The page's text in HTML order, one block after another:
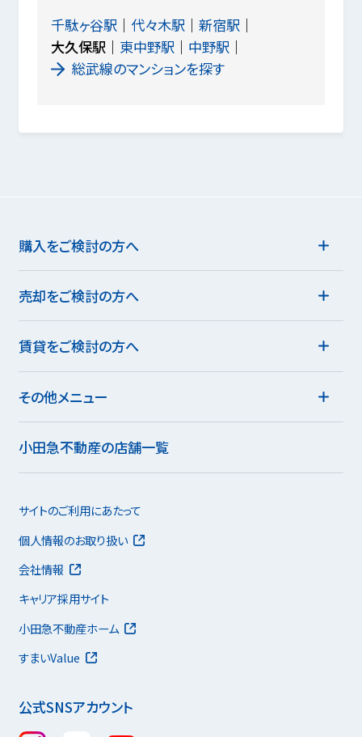
千駄ヶ谷駅
代々木駅
新宿駅
大久保駅
東中野駅
中野駅
総武線のマンションを探す
購入をご検討の方へ
売却をご検討の方へ
賃貸をご検討の方へ
その他メニュー
小田急不動産の店舗一覧
公式SNSアカウント
サイトのご利用にあたって
個人情報のお取り扱い
会社情報
キャリア採用サイト
小田急不動産ホーム
すまいValue